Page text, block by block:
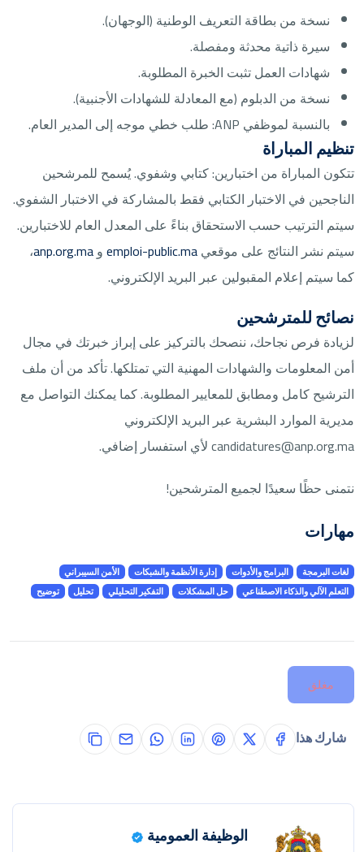
نسخة من بطاقة التعريف الوطنية (الوجهان).
سيرة ذاتية محدثة ومفصلة.
شهادات العمل تثبت الخبرة المطلوبة.
نسخة من الدبلوم (مع المعادلة للشهادات الأجنبية).
بالنسبة لموظفي ANP: طلب خطي موجه إلى المدير العام.
تنظيم المباراة
تتكون المباراة من اختبارين: كتابي وشفوي. يُسمح للمرشحين
الناجحين في الاختبار الكتابي فقط بالمشاركة في الاختبار الشفوي.
سيتم الترتيب حسب الاستحقاق بناءً على المعدل العام للاختبارين.
سيتم نشر النتائج على موقعيemploi-public.maوanp.org.ma،
كما سيتم إعلام المقبولين عبر البريد الإلكتروني.
نصائح للمترشحين
لزيادة فرص نجاحك، ننصحك بالتركيز على إبراز خبرتك في مجال
أمن المعلومات والشهادات المهنية التي تمتلكها. تأكد من أن ملف
الترشيح كامل ومطابق للمعايير المطلوبة. كما يمكنك التواصل مع
مديرية الموارد البشرية عبر البريد الإلكتروني
candidatures@anp.org.ma لأي استفسار إضافي.
نتمنى حظًا سعيدًا لجميع المترشحين!
مهارات
لغات البرمجة البرامج والأدوات إدارة الأنظمة والشبكات
الأمن السيبراني
التعلم الآلي والذكاء الاصطناعي
حل المشكلات التفكير التحليلي تحليل توضيح
مغلق
شارك هذا
الوظيفة العمومية